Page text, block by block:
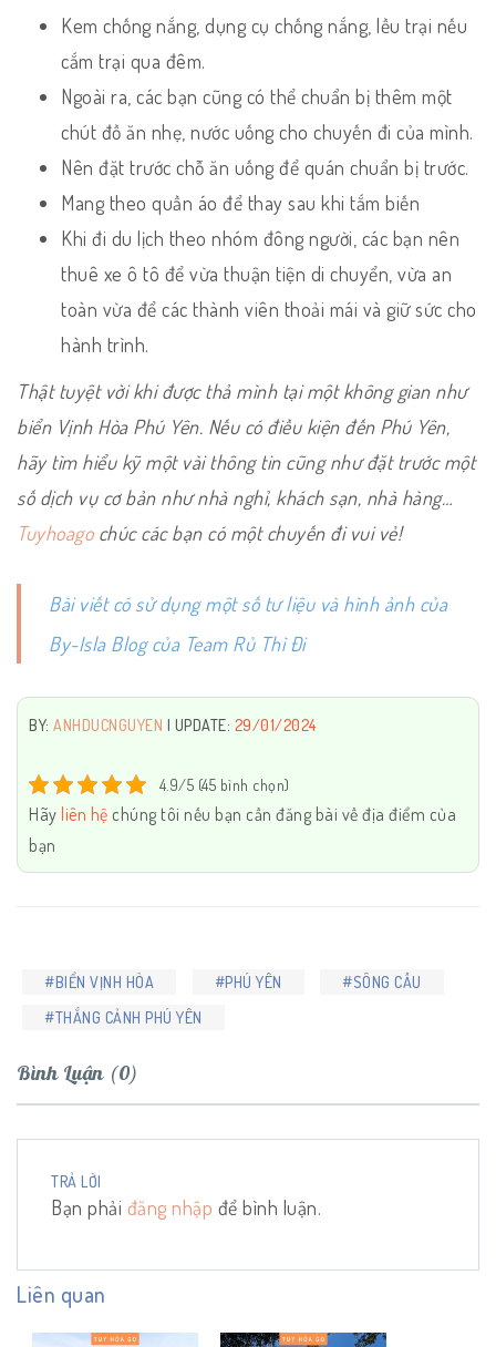
Kem chống nắng, dụng cụ chống nắng, lều trại nếu
cắm trại qua đêm.
Ngoài ra, các bạn cũng có thể chuẩn bị thêm một
chút đồ ăn nhẹ, nước uống cho chuyến đi của mình.
Nên đặt trước chỗ ăn uống để quán chuẩn bị trước.
Mang theo quần áo để thay sau khi tắm biến
Khi đi du lịch theo nhóm đông người, các bạn nên
thuê xe ô tô để vừa thuận tiện di chuyển, vừa an
toàn vừa để các thành viên thoải mái và giữ sức cho
hành trình.
Thật tuyệt vời khi được thả mình tại một không gian như
biển Vịnh Hòa Phú Yên. Nếu có điều kiện đến Phú Yên,
hãy tìm hiểu kỹ một vài thông tin cũng như đặt trước một
số dịch vụ cơ bản như nhà nghỉ, khách sạn, nhà hàng…
Tuyhoagochúc các bạn có một chuyến đi vui vẻ!
Bài viết có sử dụng một số tư liệu và hình ảnh của
By-Isla Blog của Team Rủ Thì Đi
BY: ANHDUCNGUYEN | UPDATE: 29/01/2024
4.9/5 (45 bình chọn)
Hãy liên hệ chúng tôi nếu bạn cần đăng bài về địa điểm của
bạn
#BIỂN VỊNH HÒA #PHÚ YÊN
#SÔNG CẦU
#THẮNG CẢNH PHÚ YÊN
Bình Luận (0)
TRẢ LỜI
Bạn phải đăng nhập để bình luận.
Liên quan